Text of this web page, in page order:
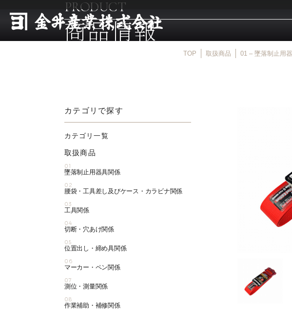
PRODUCT
商品情報
TOP 取扱商品 01 – 墜落制止用
カテゴリで探す
カテゴリ一覧
取扱商品
01
墜落制止用器具関係
02
腰袋・工具差し及びケース・カラビナ関係
03
工具関係
04
切断・穴あけ関係
05
位置出し・締め具関係
06
マーカー・ペン関係
07
測位・測量関係
08
作業補助・補修関係